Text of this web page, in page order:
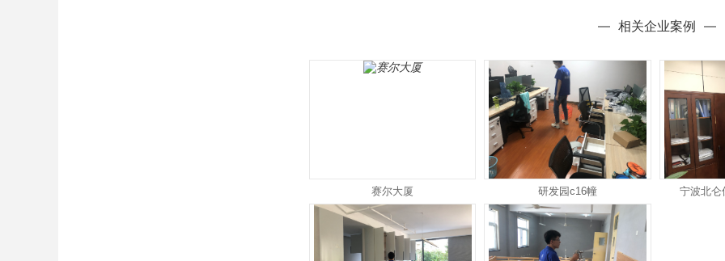
相关企业案例
赛尔大厦 研发园c16幢 宁波北仑